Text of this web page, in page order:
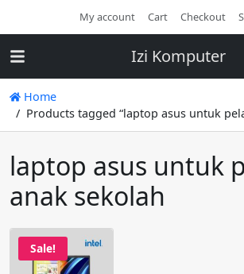
My account Cart Checkout
Izi Komputer
Home
Products tagged “laptop asus untuk
laptop asus untuk
anak sekolah
Sale!